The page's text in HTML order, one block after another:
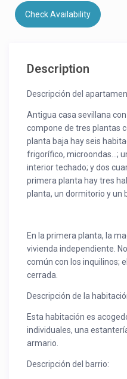
Check Availability
Description
Descripción del
Antigua casa sevillana
compone de tres plantas
planta baja hay seis
frigorífico, microondas…;
interior techado; y dos
primera planta hay tres
planta, un dormitorio y un
En la primera planta, la
vivienda independiente.
común con los inquilinos;
cerrada.
Descripción de la
Esta habitación es
individuales, una
armario.
Descripción del barrio: